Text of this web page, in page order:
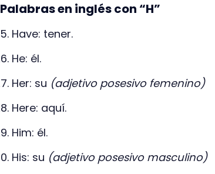
Palabras en inglés con “H”
Have: tener.
He: él.
Her: su (adjetivo posesivo femenino)
Here: aquí.
Him: él.
His: su (adjetivo posesivo masculino)